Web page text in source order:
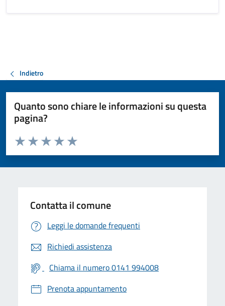
Indietro
Quanto sono chiare le informazioni su questa
pagina?
Valuta da 1 a 5 stelle la pagina
Valuta 5 stelle su 5
Valuta 4 stelle su 5
Valuta 3 stelle su 5
Valuta 2 stelle su 5
Valuta 1 stelle su 5
Contatta il comune
Leggi le domande frequenti
Richiedi assistenza
Chiama il numero 0141 994008
Prenota appuntamento